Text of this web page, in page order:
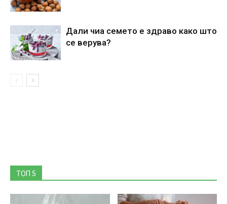
Дали чиа семето е здраво како што
се верува?
ТОП 5